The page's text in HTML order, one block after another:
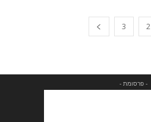
2
3
- פרסומת -